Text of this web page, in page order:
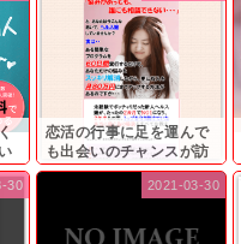
恋活の行事に足を運んで
も出会いのチャンスが訪
れ...
30 2021-03-30